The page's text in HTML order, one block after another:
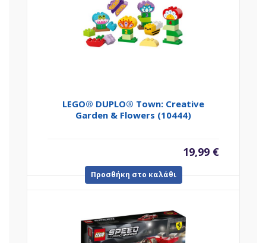
LEGO® DUPLO® Town: Creative
Garden & Flowers (10444)
19,99 €
Προσθήκη στο καλάθι